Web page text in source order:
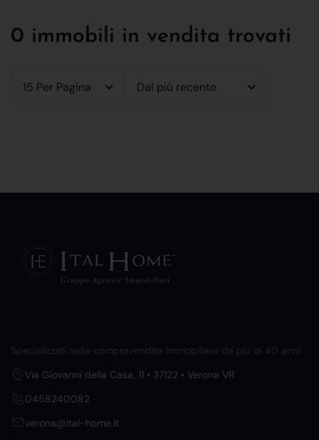
0 immobili in vendita trovati
15 Per Pagina Dal più recente
Specializzati nella compravendita immobiliare da più di 40 anni.
Via Giovanni della Casa, 11 • 37122 • Verona VR
0458240082
verona@ital-home.it